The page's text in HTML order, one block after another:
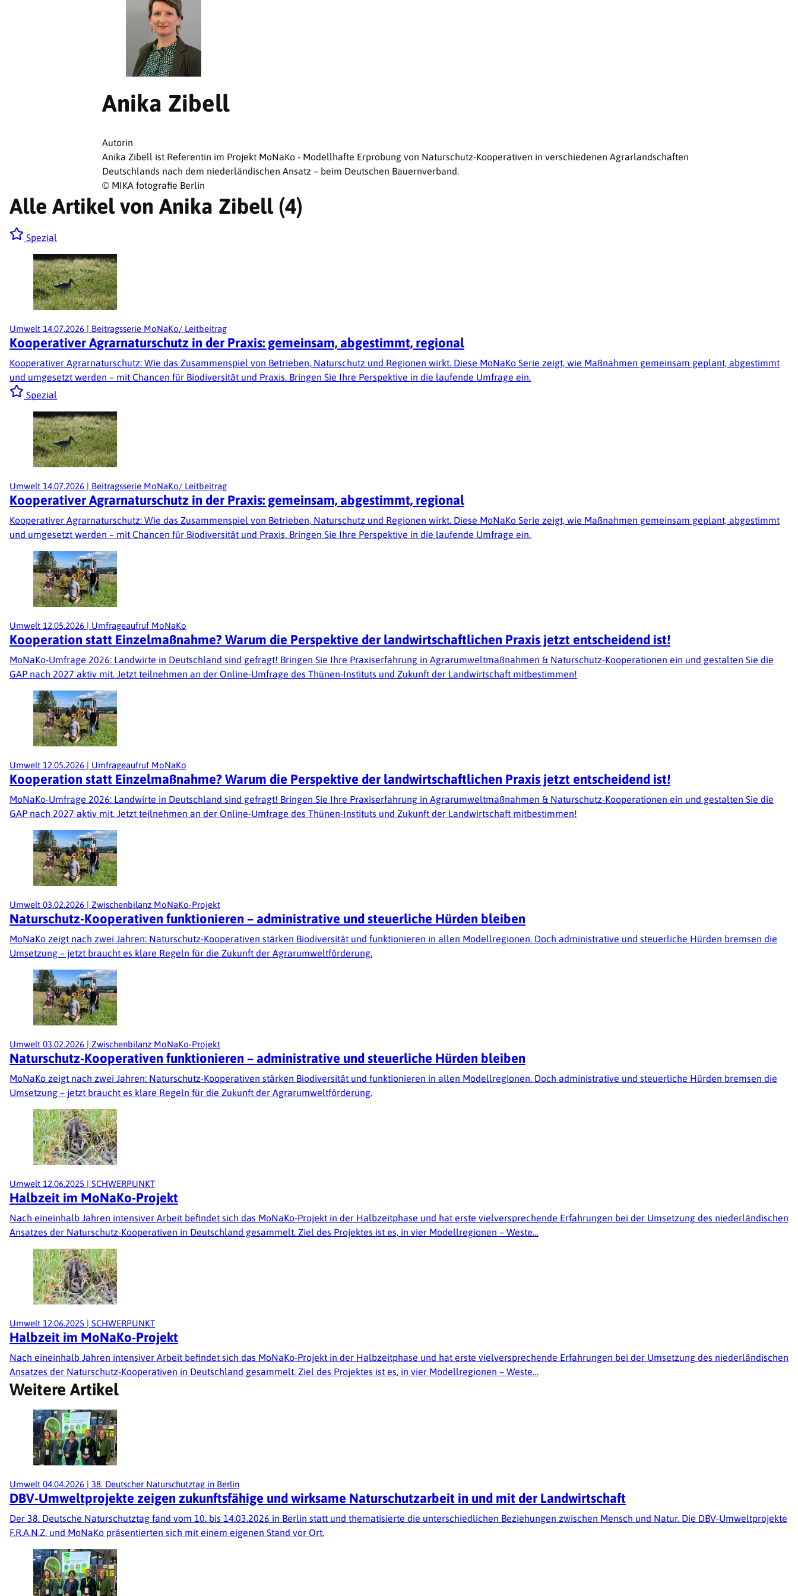
Anika Zibell
Autorin
Anika Zibell ist Referentin im Projekt MoNaKo - Modellhafte Erprobung von Naturschutz-Kooperativen in verschiedenen Agrarlandschaften
Deutschlands nach dem niederländischen Ansatz – beim Deutschen Bauernverband.
© MIKA fotografie Berlin
Alle Artikel von Anika Zibell (4)
Spezial
Umwelt 14.07.2026 | Beitragsserie MoNaKo/ Leitbeitrag
Kooperativer Agrarnaturschutz in der Praxis: gemeinsam, abgestimmt, regional
Kooperativer Agrarnaturschutz: Wie das Zusammenspiel von Betrieben, Naturschutz und Regionen wirkt. Diese MoNaKo Serie zeigt, wie Maßnahmen gemeinsam geplant, abgestimmt
und umgesetzt werden – mit Chancen für Biodiversität und Praxis. Bringen Sie Ihre Perspektive in die laufende Umfrage ein.
Spezial
Umwelt 14.07.2026 | Beitragsserie MoNaKo/ Leitbeitrag
Kooperativer Agrarnaturschutz in der Praxis: gemeinsam, abgestimmt, regional
Kooperativer Agrarnaturschutz: Wie das Zusammenspiel von Betrieben, Naturschutz und Regionen wirkt. Diese MoNaKo Serie zeigt, wie Maßnahmen gemeinsam geplant, abgestimmt
und umgesetzt werden – mit Chancen für Biodiversität und Praxis. Bringen Sie Ihre Perspektive in die laufende Umfrage ein.
Umwelt 12.05.2026 | Umfrageaufruf MoNaKo
Kooperation statt Einzelmaßnahme? Warum die Perspektive der landwirtschaftlichen Praxis jetzt entscheidend ist!
MoNaKo-Umfrage 2026: Landwirte in Deutschland sind gefragt! Bringen Sie Ihre Praxiserfahrung in Agrarumweltmaßnahmen & Naturschutz-Kooperationen ein und gestalten Sie die
GAP nach 2027 aktiv mit. Jetzt teilnehmen an der Online-Umfrage des Thünen-Instituts und Zukunft der Landwirtschaft mitbestimmen!
Umwelt 12.05.2026 | Umfrageaufruf MoNaKo
Kooperation statt Einzelmaßnahme? Warum die Perspektive der landwirtschaftlichen Praxis jetzt entscheidend ist!
MoNaKo-Umfrage 2026: Landwirte in Deutschland sind gefragt! Bringen Sie Ihre Praxiserfahrung in Agrarumweltmaßnahmen & Naturschutz-Kooperationen ein und gestalten Sie die
GAP nach 2027 aktiv mit. Jetzt teilnehmen an der Online-Umfrage des Thünen-Instituts und Zukunft der Landwirtschaft mitbestimmen!
Umwelt 03.02.2026 | Zwischenbilanz MoNaKo-Projekt
Naturschutz-Kooperativen funktionieren – administrative und steuerliche Hürden bleiben
MoNaKo zeigt nach zwei Jahren: Naturschutz-Kooperativen stärken Biodiversität und funktionieren in allen Modellregionen. Doch administrative und steuerliche Hürden bremsen die
Umsetzung – jetzt braucht es klare Regeln für die Zukunft der Agrarumweltförderung.
Umwelt 03.02.2026 | Zwischenbilanz MoNaKo-Projekt
Naturschutz-Kooperativen funktionieren – administrative und steuerliche Hürden bleiben
MoNaKo zeigt nach zwei Jahren: Naturschutz-Kooperativen stärken Biodiversität und funktionieren in allen Modellregionen. Doch administrative und steuerliche Hürden bremsen die
Umsetzung – jetzt braucht es klare Regeln für die Zukunft der Agrarumweltförderung.
Umwelt 12.06.2025 | SCHWERPUNKT
Halbzeit im MoNaKo-Projekt
Nach eineinhalb Jahren intensiver Arbeit befindet sich das MoNaKo-Projekt in der Halbzeitphase und hat erste vielversprechende Erfahrungen bei der Umsetzung des niederländischen
Ansatzes der Naturschutz-Kooperativen in Deutschland gesammelt. Ziel des Projektes ist es, in vier Modellregionen – Weste…
Umwelt 12.06.2025 | SCHWERPUNKT
Halbzeit im MoNaKo-Projekt
Nach eineinhalb Jahren intensiver Arbeit befindet sich das MoNaKo-Projekt in der Halbzeitphase und hat erste vielversprechende Erfahrungen bei der Umsetzung des niederländischen
Ansatzes der Naturschutz-Kooperativen in Deutschland gesammelt. Ziel des Projektes ist es, in vier Modellregionen – Weste…
Weitere Artikel
Umwelt 04.04.2026 | 38. Deutscher Naturschutztag in Berlin
DBV-Umweltprojekte zeigen zukunftsfähige und wirksame Naturschutzarbeit in und mit der Landwirtschaft
Der 38. Deutsche Naturschutztag fand vom 10. bis 14.03.2026 in Berlin statt und thematisierte die unterschiedlichen Beziehungen zwischen Mensch und Natur. Die DBV-Umweltprojekte
F.R.A.N.Z. und MoNaKo präsentierten sich mit einem eigenen Stand vor Ort.